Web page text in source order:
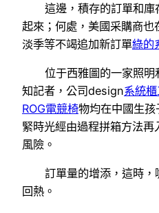
這邊，積存的訂單和庫
起來；何處，美國采購商也
淡季等不竭追加新訂單綠的
位于西雅圖的一家照
知記者，公司design系統
ROG電競椅物均在中國生
緊時光經由過程拼箱方法
風險。
訂單量的增添，這時
回熱。